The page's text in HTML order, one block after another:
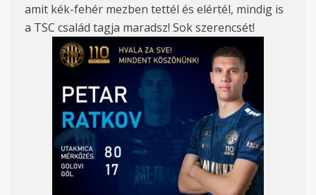
amit kék-fehér mezben tettél és elértél, mindig is
a TSC család tagja maradsz! Sok szerencsét!